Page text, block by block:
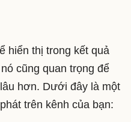
hiển thị trong kết quả
cũng quan trọng để
hơn. Dưới đây là một
trên kênh của bạn: